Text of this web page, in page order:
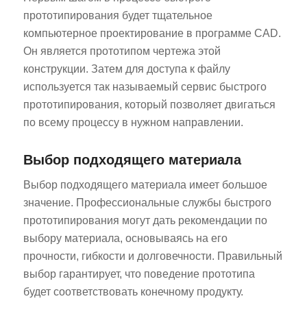
прототипирования будет тщательное
компьютерное проектирование в программе CAD.
Он является прототипом чертежа этой
конструкции. Затем для доступа к файлу
используется так называемый сервис быстрого
прототипирования, который позволяет двигаться
по всему процессу в нужном направлении.
Выбор подходящего материала
Выбор подходящего материала имеет большое
значение. Профессиональные службы быстрого
прототипирования могут дать рекомендации по
выбору материала, основываясь на его
прочности, гибкости и долговечности. Правильный
выбор гарантирует, что поведение прототипа
будет соответствовать конечному продукту.